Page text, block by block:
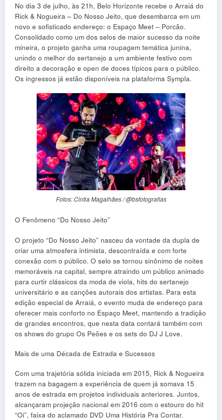
No dia 3 de julho, às 21h, Belo Horizonte recebe o Arraiá do
Rick & Nogueira – Do Nosso Jeito, que desembarca em um
novo e sofisticado endereço: o Espaço Meet – Porcão.
Consolidado como um dos selos de maior sucesso da noite
mineira, o projeto ganha uma roupagem temática junina,
unindo o melhor do sertanejo a um ambiente festivo com
direito a decoração e open de doces típicos para o público.
Os ingressos já estão disponíveis na plataforma Sympla.
Fotos: Cintia Magalhães / @bsfotografias
O Fenômeno “Do Nosso Jeito”
O projeto “Do Nosso Jeito” nasceu da vontade da dupla de
criar uma atmosfera intimista, descontraída e com forte
conexão com o público. O selo se tornou sinônimo de noites
memoráveis na capital, sempre atraindo um público animado
para curtir clássicos da moda de viola, hits do sertanejo
universitário e as canções autorais dos artistas. Para esta
edição especial de Arraiá, o evento muda de endereço para
oferecer mais conforto no Espaço Meet, mantendo a tradição
de grandes encontros, que nesta data contará também com
os shows do grupo Os Peões e os sets do DJ J Love.
Mais de uma Década de Estrada e Sucessos
Com uma trajetória sólida iniciada em 2015, Rick & Nogueira
trazem na bagagem a experiência de quem já somava 15
anos de estrada em projetos individuais anteriores. Juntos,
alcançaram projeção nacional em 2016 com o estouro do hit
“Oi”, faixa do aclamado DVD Uma História Pra Contar.